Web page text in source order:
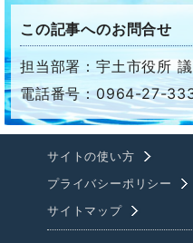
この記事へのお問合せ
担当部署：宇土市役所
電話番号：0964-27-
サイトの使い方
プライバシーポリシー
サイトマップ